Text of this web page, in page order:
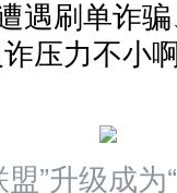
遇刷单诈
压力不小
”升级成